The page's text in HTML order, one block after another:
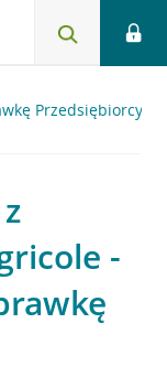
Przedsiębiorcy
-